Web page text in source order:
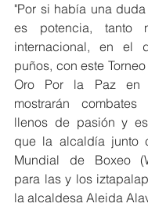
"Por si había una
es potencia, tanto
internacional, en el
puños, con este
Oro Por la Paz en
mostrarán
llenos de pasión y
que la alcaldía junto
Mundial de Boxeo
para las y los
la alcaldesa Aleida